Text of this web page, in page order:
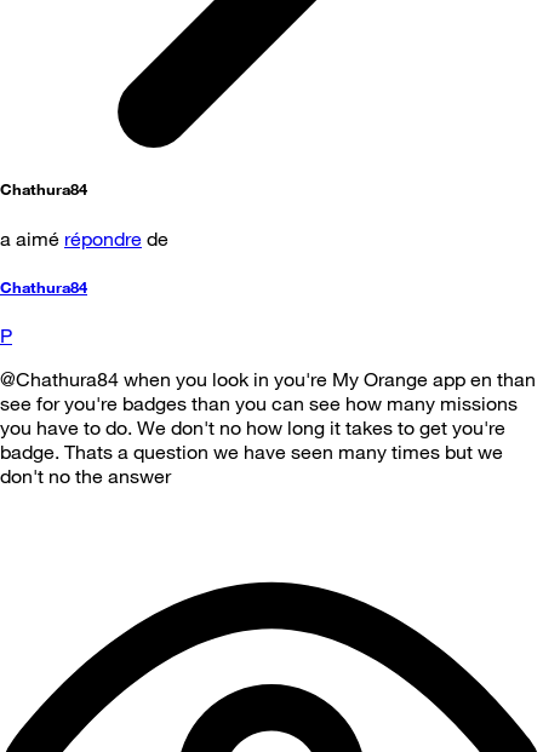
Chathura84
a aimé répondre de
Chathura84
P
@Chathura84 when you look in you're My Orange app en than
see for you're badges than you can see how many missions
you have to do. We don't no how long it takes to get you're
badge. Thats a question we have seen many times but we
don't no the answer